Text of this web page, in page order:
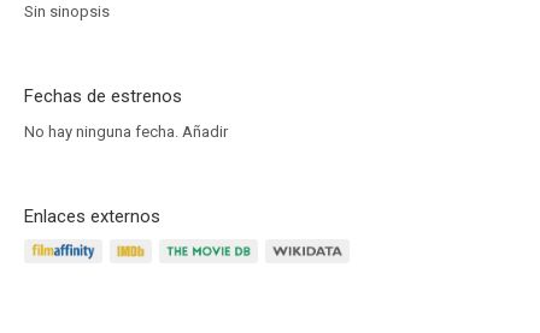
Sin sinopsis
Fechas de estrenos
No hay ninguna fecha. Añadir
Enlaces externos